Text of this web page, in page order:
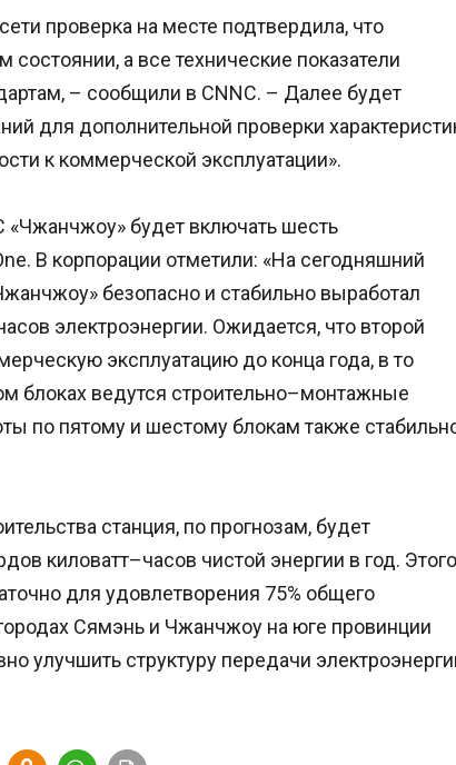
проверка на месте подтвердила, что
состоянии, а все технические показатели
– сообщили в CNNC. – Далее будет
для дополнительной проверки
к коммерческой эксплуатации».
будет включать шесть
В корпорации отметили: «На сегодняшний
безопасно и стабильно выработал
электроэнергии. Ожидается, что второй
эксплуатацию до конца года, в то
блоках ведутся строительно–монтажные
по пятому и шестому блокам также
станция, по прогнозам, будет
киловатт–часов чистой энергии в год. Этого
для удовлетворения 75% общего
Сямэнь и Чжанчжоу на юге провинции
улучшить структуру передачи